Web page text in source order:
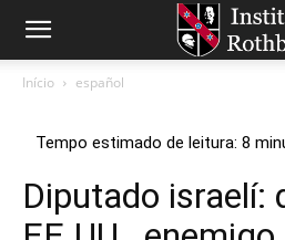
Início español
Diputado israelí: